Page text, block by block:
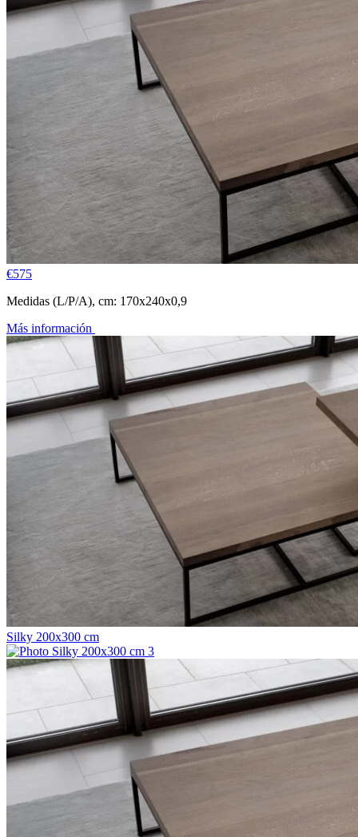
€575
Medidas (L/P/A), cm: 170x240x0,9
Más información
Silky 200x300 cm